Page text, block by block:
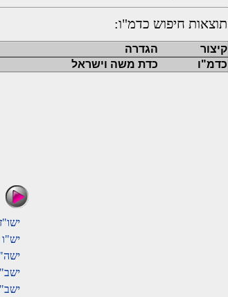
תוצאות חיפוש כדמ"ו:
קיצור הגדרה
כדמ"ו
כדת משה וישראל
ישו"ז
יש"ו